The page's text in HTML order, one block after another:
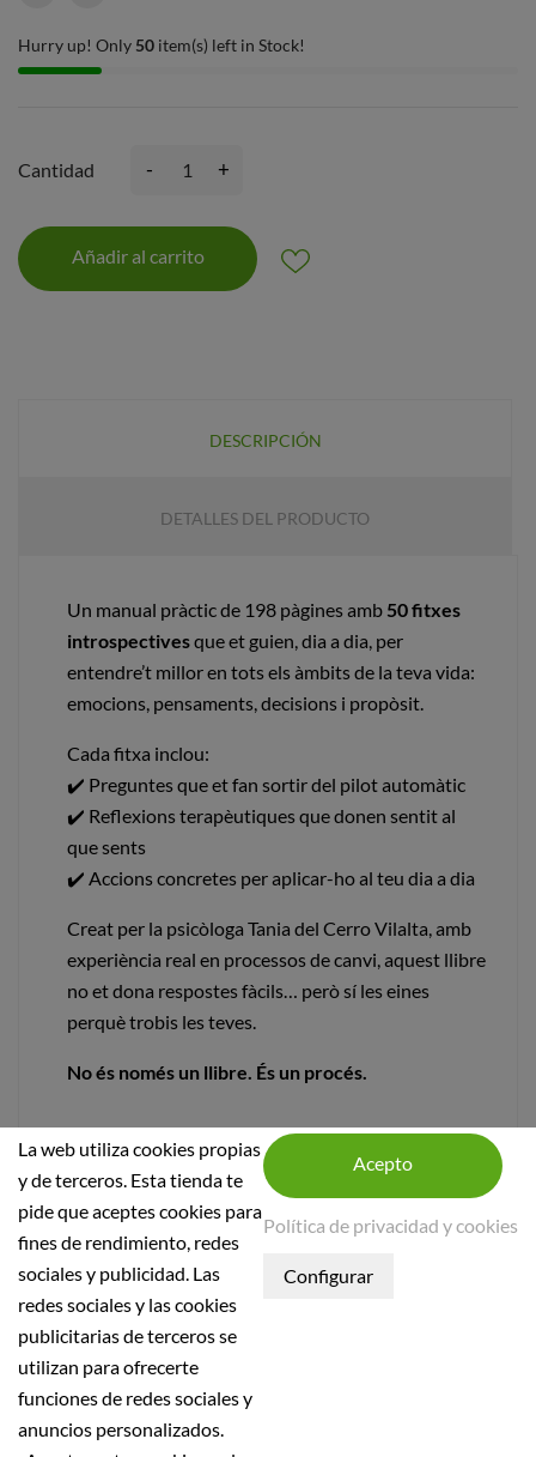
Hurry up! Only 50 item(s) left in Stock!
Cantidad - +
Añadir al carrito
DESCRIPCIÓN
DETALLES DEL PRODUCTO
Un manual pràctic de 198 pàgines amb 50 fitxes
introspectivesque et guien, dia a dia, per
entendre’t millor en tots els àmbits de la teva vida:
emocions, pensaments, decisions i propòsit.
Cada fitxa inclou:
✔️ Preguntes que et fan sortir del pilot automàtic
✔️ Reflexions terapèutiques que donen sentit al
que sents
✔️ Accions concretes per aplicar-ho al teu dia a dia
Creat per la psicòloga Tania del Cerro Vilalta, amb
experiència real en processos de canvi, aquest llibre
no et dona respostes fàcils… però sí les eines
perquè trobis les teves.
No és només un llibre. És un procés.
INFORMACIÓN DE LA TIENDA
INFORMACIÓN
Condiciones generales
Política de seguridad
La web utiliza cookies propias
y de terceros. Esta tienda te
pide que aceptes cookies para
fines de rendimiento, redes
sociales y publicidad. Las
redes sociales y las cookies
publicitarias de terceros se
utilizan para ofrecerte
funciones de redes sociales y
anuncios personalizados.
Política de privacidad y cookies